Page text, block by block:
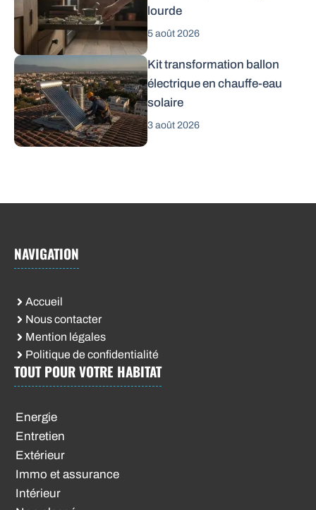
lourde
5 août 2026
Kit transformation ballon
électrique en chauffe-eau
solaire
3 août 2026
NAVIGATION
Accueil
Nous contacter
Mention légales
Politique de confidentialité
TOUT POUR VOTRE HABITAT
Energie
Entretien
Extérieur
Immo et assurance
Intérieur